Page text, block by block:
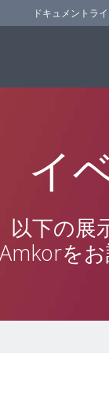
ドキュメントラ
イ
以下の展
Amkorを